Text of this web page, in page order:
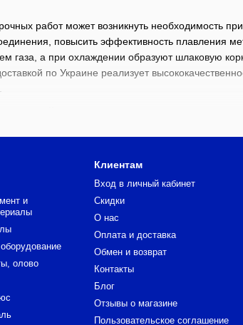
работ может возникнуть необходимость
повысить эффективность плавления
газа, а при охлаждении образуют шлаковую
по Украине реализует
плавления измельченного сырья в
между собой химическим составом.
оставьте заказ на сайте интернет-
и
олово
Клиентам
Вход в личный кабинет
Скидки
О нас
Оплата и доставка
Обмен и возврат
Контакты
Блог
Отзывы о магазине
Пользовательское соглашение